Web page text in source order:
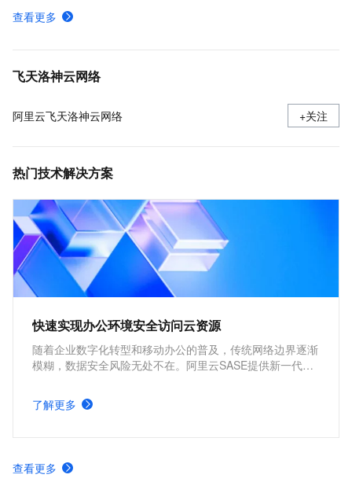
VPC路由表
IPv4网关
查看更多
飞天洛神云网络
阿里云飞天洛神云网络 +关注
热门技术解决方案
快速实现办公环境安全访问云资源
随着企业数字化转型和移动办公的普及，传统网络边界逐渐
模糊，数据安全风险无处不在。阿里云SASE提供新一代云
胁。帮助企业快速、安全地访问云上资源，构筑“零信任”安
全底座，保障业务创新无忧。
了解更多
查看更多